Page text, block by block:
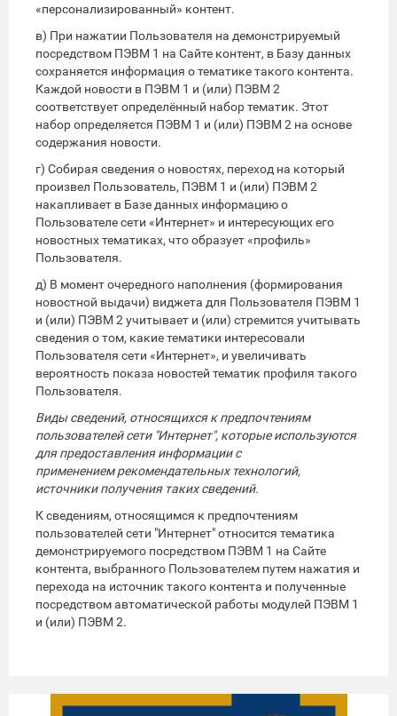
«персонализированный» контент.
в) При нажатии Пользователя на демонстрируемый
посредством ПЭВМ 1 на Сайте контент, в Базу данных
сохраняется информация о тематике такого контента.
Каждой новости в ПЭВМ 1 и (или) ПЭВМ 2
соответствует определённый набор тематик. Этот
набор определяется ПЭВМ 1 и (или) ПЭВМ 2 на основе
содержания новости.
г) Собирая сведения о новостях, переход на который
произвел Пользователь, ПЭВМ 1 и (или) ПЭВМ 2
накапливает в Базе данных информацию о
Пользователе сети «Интернет» и интересующих его
новостных тематиках, что образует «профиль»
Пользователя.
д) В момент очередного наполнения (формирования
новостной выдачи) виджета для Пользователя ПЭВМ 1
и (или) ПЭВМ 2 учитывает и (или) стремится учитывать
сведения о том, какие тематики интересовали
Пользователя сети «Интернет», и увеличивать
вероятность показа новостей тематик профиля такого
Пользователя.
Виды сведений, относящихся к предпочтениям
пользователей сети "Интернет", которые используются
для предоставления информации с
применением рекомендательных технологий,
источники получения таких сведений.
К сведениям, относящимся к предпочтениям
пользователей сети "Интернет" относится тематика
демонстрируемого посредством ПЭВМ 1 на Сайте
контента, выбранного Пользователем путем нажатия и
перехода на источник такого контента и полученные
посредством автоматической работы модулей ПЭВМ 1
и (или) ПЭВМ 2.